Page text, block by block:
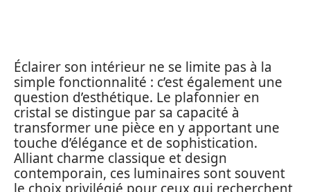
Éclairer son intérieur ne se limite pas à la
simple fonctionnalité : c’est également une
question d’esthétique. Le plafonnier en
cristal se distingue par sa capacité à
transformer une pièce en y apportant une
touche d’élégance et de sophistication.
Alliant charme classique et design
contemporain, ces luminaires sont souvent